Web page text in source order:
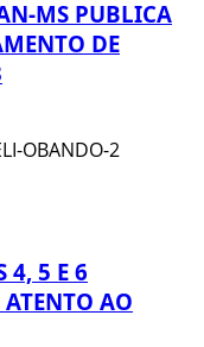
MS PUBLICA
DE
4, 5 E 6
AO